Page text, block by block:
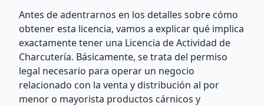
Antes de adentrarnos en los detalles sobre cómo
obtener esta licencia, vamos a explicar qué implica
exactamente tener una Licencia de Actividad de
Charcutería. Básicamente, se trata del permiso
legal necesario para operar un negocio
relacionado con la venta y distribución al por
menor o mayorista productos cárnicos y